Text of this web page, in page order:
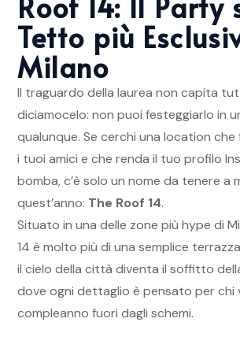
Tetto più
Milano
Il traguardo della laurea non capita
diciamocelo: non puoi festeggiarlo in
qualunque. Se cerchi una location che
i tuoi amici e che renda il tuo profilo
bomba, c’è solo un nome da tenere a
quest’anno: The Roof 14.
Situato in una delle zone più hype di
14 è molto più di una semplice
il cielo della città diventa il soffitto
dove ogni dettaglio è pensato per chi
compleanno fuori dagli schemi.